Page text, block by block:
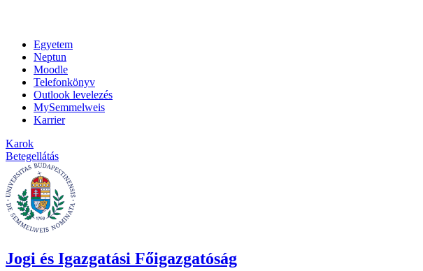
Egyetem
Neptun
Moodle
Telefonkönyv
Outlook levelezés
MySemmelweis
Karrier
Karok
Betegellátás
Jogi és Igazgatási Főigazgatóság